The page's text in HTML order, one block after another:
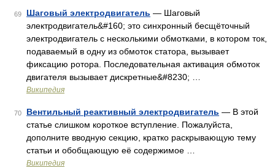
69 Шаговый электродвигатель — Шаговый
электродвигатель&#160; это синхронный бесщёточный
электродвигатель с несколькими обмотками, в котором ток,
подаваемый в одну из обмоток статора, вызывает
фиксацию ротора. Последовательная активация обмоток
двигателя вызывает дискретные&#8230; …
Википедия
70 Вентильный реактивный электродвигатель — В этой
статье слишком короткое вступление. Пожалуйста,
дополните вводную секцию, кратко раскрывающую тему
статьи и обобщающую её содержимое …
Википедия